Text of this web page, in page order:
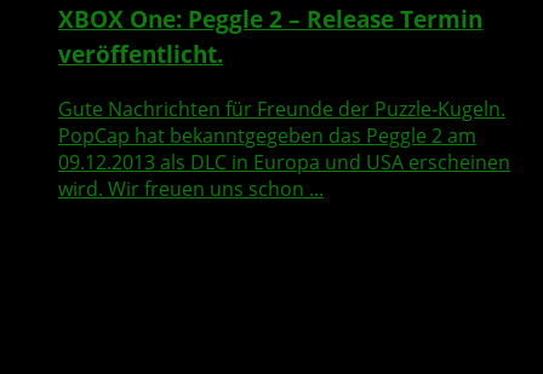
XBOX One: Peggle 2– Release Termin
veröffentlicht.
Gute Nachrichten für Freunde der Puzzle-Kugeln.
PopCap hat bekanntgegeben das Peggle 2 am
09.12.2013 als DLC in Europa und USA erscheinen
wird. Wir freuen uns schon ...